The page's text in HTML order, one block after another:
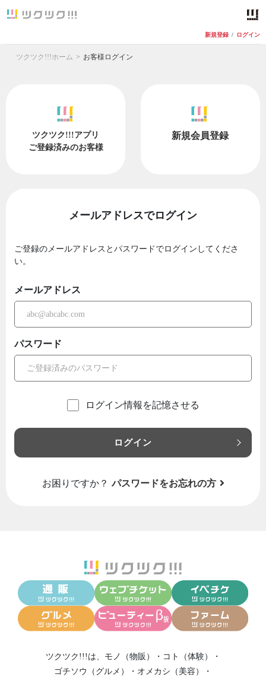
新規登録 / ログイン
ツクツク!!!ホーム お客様ログイン
ツクツク!!!アプリ
ご登録済みのお客様
新規会員登録
メールアドレスでログイン
ご登録のメールアドレスとパスワードでログインしてくださ
い。
メールアドレス
パスワード
ログイン情報を記憶させる
ログイン
お困りですか？ パスワードをお忘れの方
ツクツク!!!は、 モノ（物販） ・ コト（体験）
・
ゴチソウ（グルメ）
・ オメカシ（美容）
・